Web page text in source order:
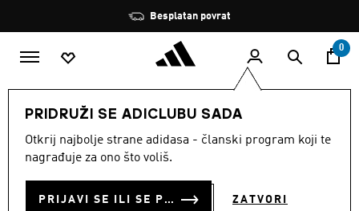
Zaustavi
rotaciju
Besplatan povrat
0
PRIDRUŽI SE ADICLUBU SADA
Otkrij najbolje strane adidasa - članski program koji te
nagrađuje za ono što voliš.
PRIJAVI SE ILI SE PRIDRUŽI SADA ZATVORI
KRATKE HLAČE 3G SPEED
BASKETBALL AEROREADY